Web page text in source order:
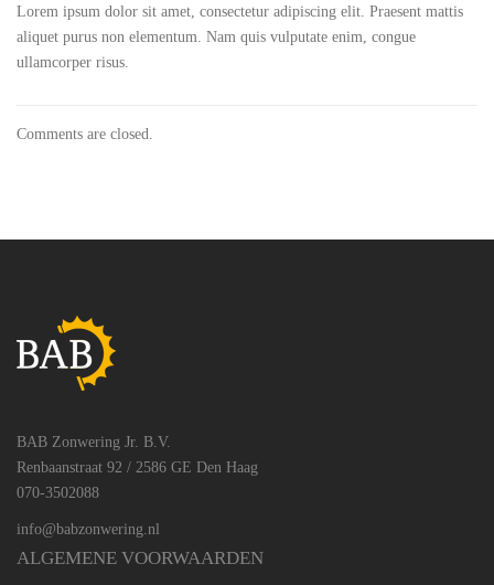
Lorem ipsum dolor sit amet, consectetur adipiscing elit. Praesent mattis
aliquet purus non elementum. Nam quis vulputate enim, congue
ullamcorper risus.
Comments are closed.
BAB Zonwering Jr. B.V.
Renbaanstraat 92 / 2586 GE Den Haag
070-3502088
info@babzonwering.nl
ALGEMENE VOORWAARDEN